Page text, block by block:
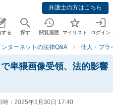
弁護士の方はこちら
する 探す 閲覧履歴 マイリスト ログイン
ンターネットの法律Q&A 個人・プラ
卑猥画像受領、法的影響
： 2025年3月30日 17:40